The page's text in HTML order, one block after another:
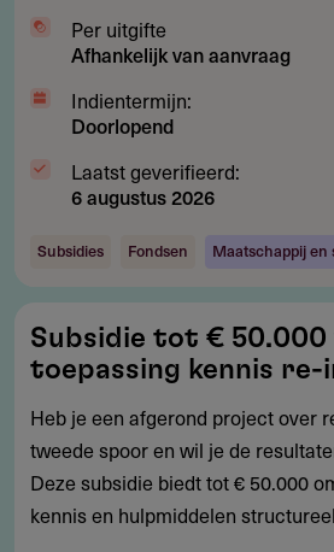
Per uitgifte
Afhankelijk van aanvraag
Indientermijn:
Doorlopend
Laatst geverifieerd:
6 augustus 2026
Subsidies Fondsen Maatschappij en
tot
€
50.000
voor
toepassing
kennis
Subsidie tot € 50.000
toepassing kennis
Heb je een afgerond project over
tweede spoor en wil je de
Deze subsidie biedt tot € 50.000
kennis en hulpmiddelen